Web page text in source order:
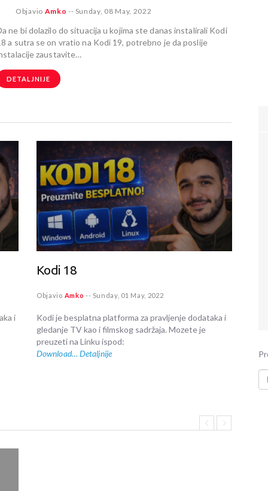
Objavio Amko -- Sunday, 08 May, 2022
ne bi dolazilo do situacija u kojima ste danas instalirali Kodi
a sutra se on vratio na Kodi 19, potrebno je da poslije
zaustavite…
DETALJNIJE
i
Kodi 18
Objavio Amko -- Sunday, 01 May, 2022
Kodi je besplatna platforma za pravljenje dodataka i
gledanje TV kao i filmskog sadržaja. Mozete je
preuzeti na Linku ispod:
Download… Detaljnije